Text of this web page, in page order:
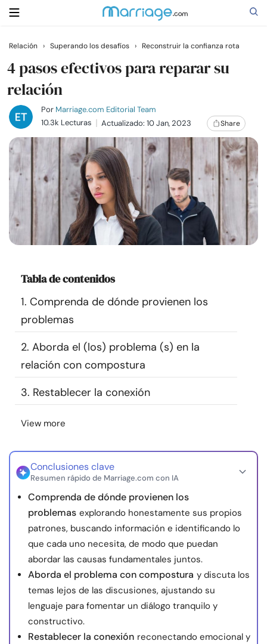
Buscar
Casarse
Relaciones
Familia
Ayuda
Cursos
Recursos
Comunidad
Encuentra un terapeuta
Idioma ES
Sobre nosotros
© Copyright 2026. Todos los derechos reservados.
Relación › Superando los desafíos › Reconstruir la confianza rota
4 pasos efectivos para reparar su
relación
Por Marriage.com Editorial Team
10.3k Lecturas
Actualizado: 10 Jan, 2023 Share
Tabla de contenidos
1. Comprenda de dónde provienen los
problemas
2. Aborda el (los) problema (s) en la
relación con compostura
3. Restablecer la conexión
View more
Conclusiones clave
Resumen rápido de Marriage.com con IA
Comprenda de dónde provienen los
problemas explorando honestamente sus propios
patrones, buscando información e identificando lo
que cada uno necesita, de modo que puedan
abordar las causas fundamentales juntos.
Aborda el problema con compostura y discuta los
temas lejos de las discusiones, ajustando su
lenguaje para fomentar un diálogo tranquilo y
constructivo.
Restablecer la conexión reconectando emocional y